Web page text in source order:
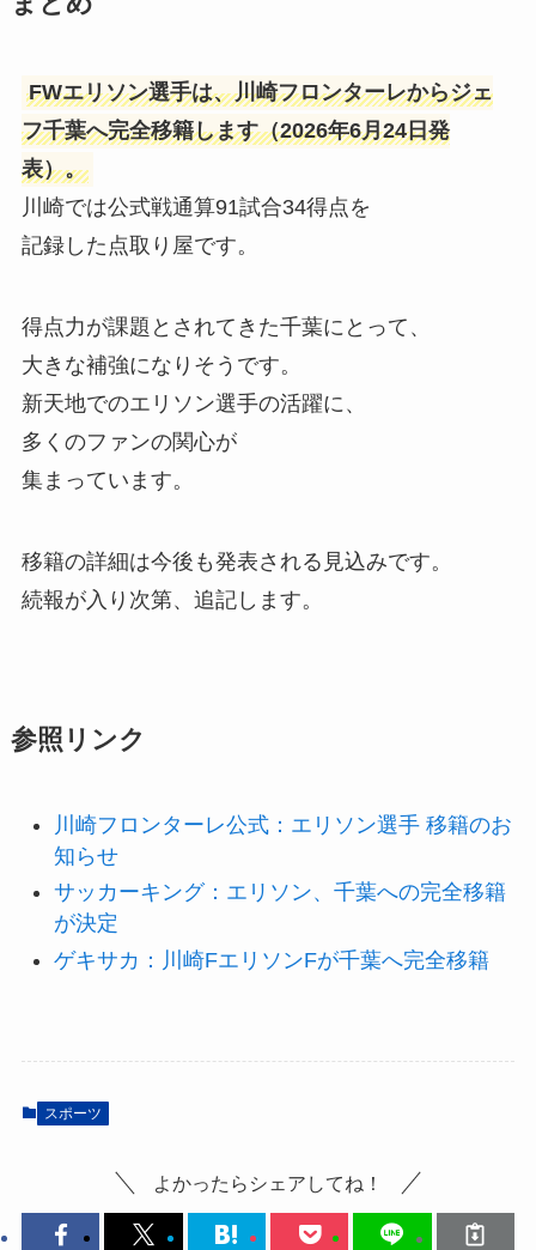
FWエリソン選手は、川崎フロンターレからジェ
フ千葉へ完全移籍します（2026年6月24日発
表）。
川崎では公式戦通算91試合34得点を
記録した点取り屋です。
得点力が課題とされてきた千葉にとって、
大きな補強になりそうです。
新天地でのエリソン選手の活躍に、
多くのファンの関心が
集まっています。
移籍の詳細は今後も発表される見込みです。
続報が入り次第、追記します。
参照リンク
川崎フロンターレ公式：エリソン選手 移籍のお
知らせ
サッカーキング：エリソン、千葉への完全移籍
が決定
ゲキサカ：川崎FエリソンFが千葉へ完全移籍
スポーツ
よかったらシェアしてね！